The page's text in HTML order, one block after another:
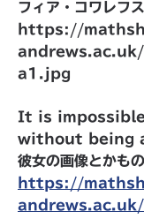
フィア・コワレフ
https://
a1.jpg
It is
without being
彼女の画像とかも
https://